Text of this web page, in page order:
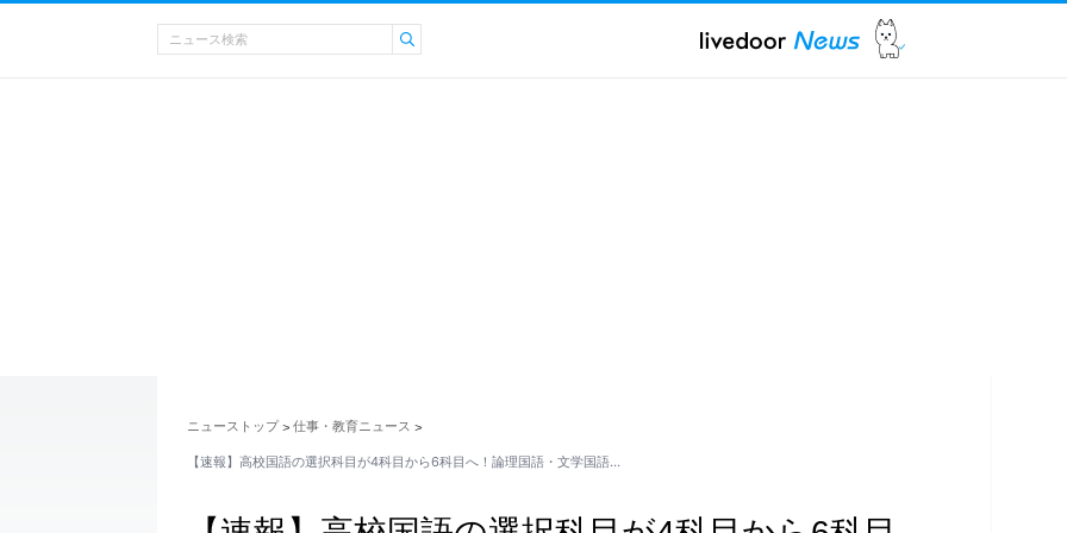
ニューストップ > 仕事・教育ニュース >
【速報】高校国語の選択科目が4科目から6科目へ！論理国語・文学国語…